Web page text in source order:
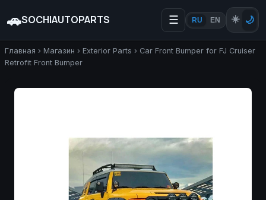
🚗SOCHIAUTOPARTS ☰ RU EN ☀️ 🌙
Главная › Магазин › Exterior Parts › Car Front Bumper for FJ Cruiser
Retrofit Front Bumper